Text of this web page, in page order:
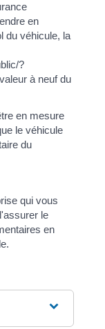
en
du véhicule, la
?
à neuf du
en mesure
le véhicule
du
qui vous
le
en